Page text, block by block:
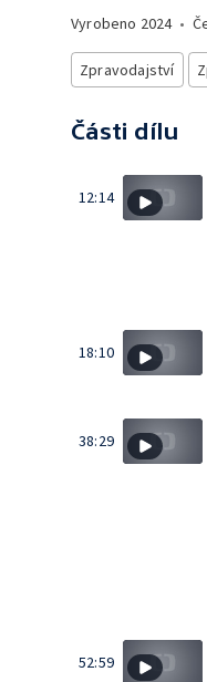
Vyrobeno 2024•
Zpravodajství
Části dílu
12:14
18:10
38:29
52:59